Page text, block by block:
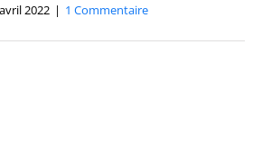
2022 | 1 Commentaire